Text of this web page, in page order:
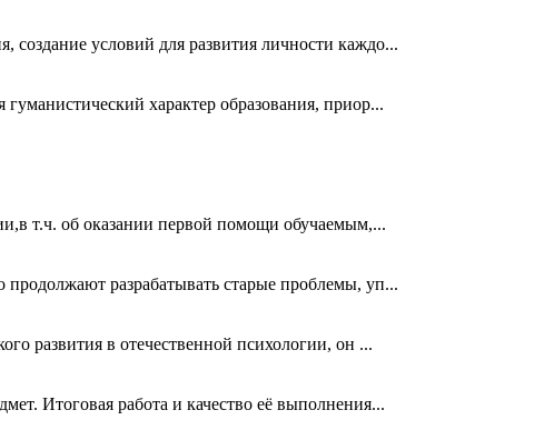
создание условий для развития личности каждо...
характер образования, приор...
т.ч. об оказании первой помощи обучаемым,...
разрабатывать старые проблемы, уп...
развития в отечественной психологии, он ...
Итоговая работа и качество её выполнения...